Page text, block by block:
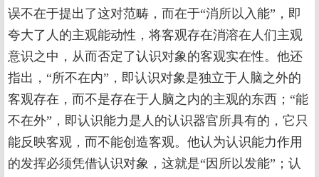
误不在于提出了这对范畴，而在于“消所以入能”，即
夸大了人的主观能动性，将客观存在消溶在人们主观
意识之中，从而否定了认识对象的客观实在性。他还
指出，“所不在内”，即认识对象是独立于人脑之外的
客观存在，而不是存在于人脑之内的主观的东西；“能
不在外”，即认识能力是人的认识器官所具有的，它只
能反映客观，而不能创造客观。他认为认识能力作用
的发挥必须凭借认识对象，这就是“因所以发能”；认